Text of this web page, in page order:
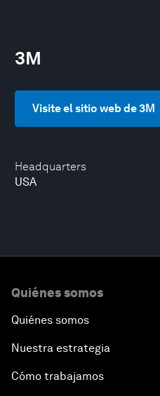
Headquarters
USA
3M
Visite el sitio web de 3M
Quiénes somos
Quiénes somos
Nuestra estrategia
Cómo trabajamos